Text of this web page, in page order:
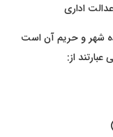
شهر و حریم آن است
از: